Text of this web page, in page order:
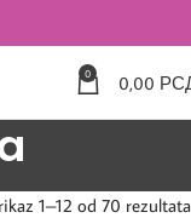
0 0,00
1–12 od 70 rezultata